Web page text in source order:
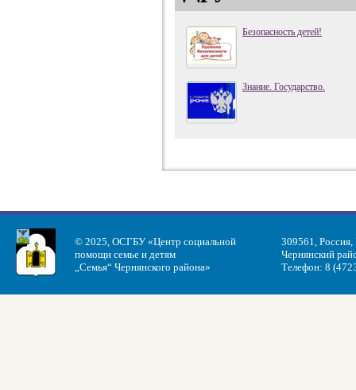
Безопасность детей!
Знание. Государство.
© 2025, ОСГБУ «Центр социальной
помощи семье и детям
„Семья“ Чернянского района»
309561, Россия,
Чернянский
Телефон: 8